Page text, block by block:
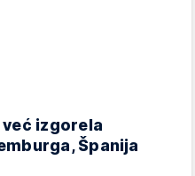
već izgorela
Španija